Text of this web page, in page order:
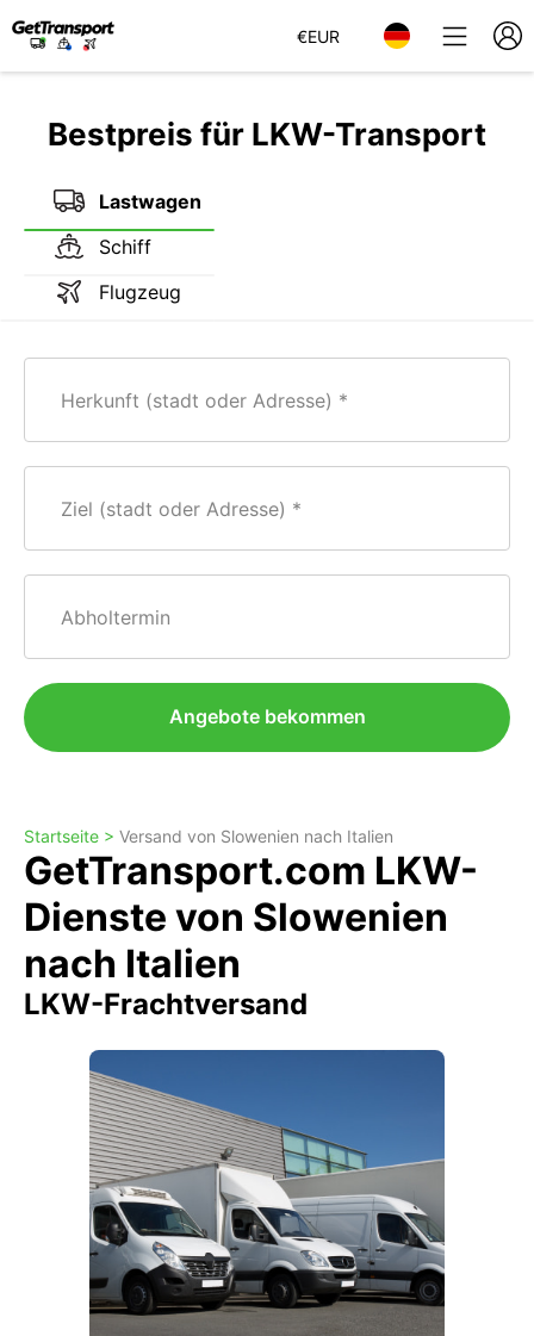
€EUR
Bestpreis für LKW-Transport
Lastwagen
Schiff
Flugzeug
Herkunft (stadt oder Adresse)
Ziel (stadt oder Adresse)
Abholtermin
Angebote bekommen
Startseite > Versand von Slowenien nach Italien
GetTransport.com LKW-
Dienste von Slowenien
nach Italien
LKW-Frachtversand